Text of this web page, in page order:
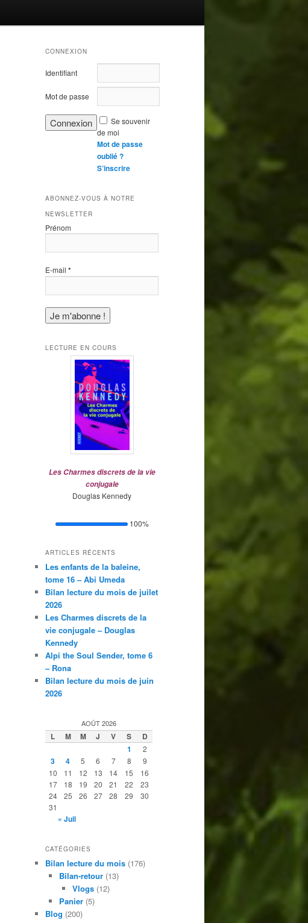
CONNEXION
Identifiant
Mot de passe
Se souvenir
de moi
Mot de passe
oublié ?
S’inscrire
ABONNEZ-VOUS À NOTRE
NEWSLETTER
Prénom
E-mail *
LECTURE EN COURS
Les Charmes discrets de la vie
conjugale
Douglas Kennedy
100%
ARTICLES RÉCENTS
Les enfants de la baleine,
tome 16 – Abi Umeda
Bilan lecture du mois de juilet
2026
Les Charmes discrets de la
vie conjugale – Douglas
Kennedy
Alpi the Soul Sender, tome 6
– Rona
Bilan lecture du mois de juin
2026
AOÛT 2026
L M M J V S
D
1
2
3 4 5 6 7 8
9
10
11 12 13 14 15
16
17
18 19 20 21 22
23
24
25 26 27 28 29
30
31
« Juil
CATÉGORIES
Bilan lecture du mois (176)
Bilan-retour(13)
Vlogs (12)
Panier(5)
Blog (200)